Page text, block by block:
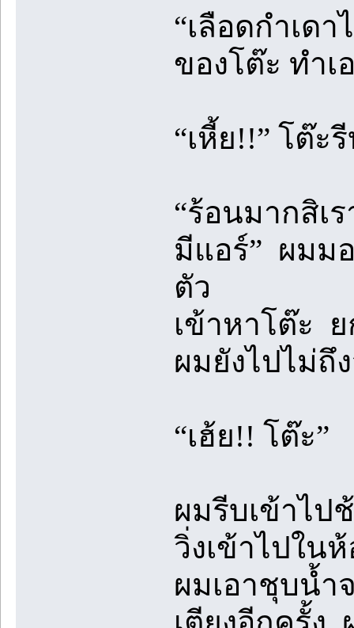
“เลือดกำเด
ของโต๊ะ ทำ
“เหี้ย!!” โต๊ะ
“ร้อนมากสิเ
มีแอร์” ผมม
ตัว
เข้าหาโต๊ะ
ผมยังไปไม่ถึ
“เฮ้ย!! โต๊ะ”
ผมรีบเข้าไป
วิ่งเข้าไปใน
ผมเอาชุบน้